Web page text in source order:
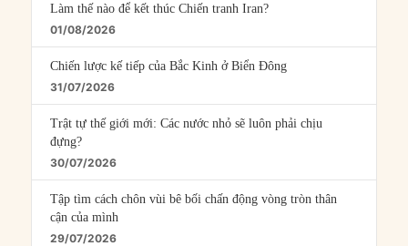
Làm thế nào để kết thúc Chiến tranh Iran?
01/08/2026
Chiến lược kế tiếp của Bắc Kinh ở Biển Đông
31/07/2026
Trật tự thế giới mới: Các nước nhỏ sẽ luôn phải chịu
đựng?
30/07/2026
Tập tìm cách chôn vùi bê bối chấn động vòng tròn thân
cận của mình
29/07/2026